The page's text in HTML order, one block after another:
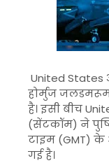
United States
होर्मुज
है। इसी बीच
(सेंटकॉम) ने
टाइम (GMT)
गई है।